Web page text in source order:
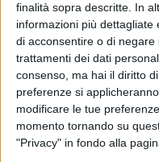
finalità sopra descritte. In
informazioni più
di acconsentire o di negare
trattamenti dei dati
consenso, ma hai il diritto
preferenze si
modificare le tue
momento tornando su
"Privacy" in fondo alla
È stato convocato a
monotematico per
urbana, contrasto alla
di legalità suk territorio".
ufficialmente da sindaco
di cronaca, che hanno
di altrettante sparatorie
un ristorante.